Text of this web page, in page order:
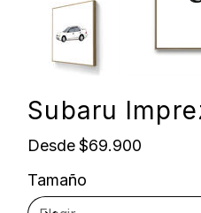
Subaru
Desde Precio
$69.900
Tamaño